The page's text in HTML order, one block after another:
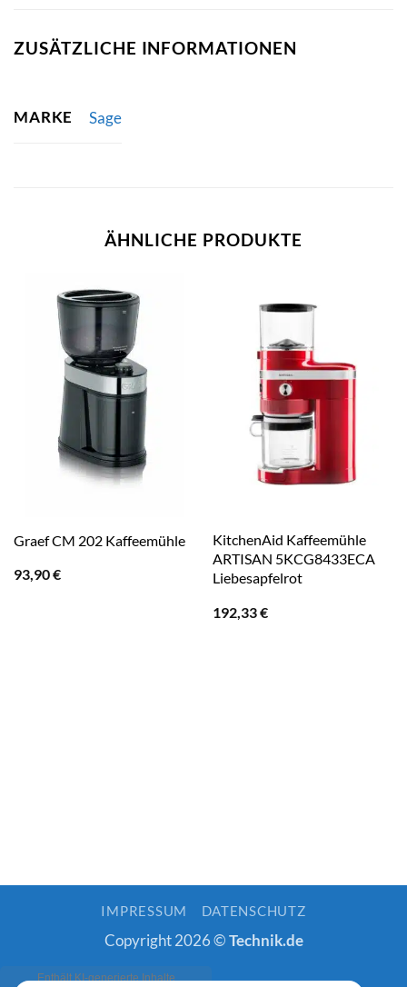
ZUSÄTZLICHE INFORMATIONEN
MARKE Sage
ÄHNLICHE PRODUKTE
Graef CM 202 Kaffeemühle
93,90€
KitchenAid Kaffeemühle
ARTISAN 5KCG8433ECA
Liebesapfelrot
192,33€
IMPRESSUM DATENSCHUTZ
Copyright 2026 ©Technik.de